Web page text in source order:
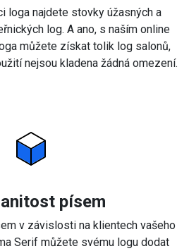
loga najdete stovky úžasných a
log. A ano, s naším online
můžete získat tolik log salonů,
nejsou kladena žádná omezení.
písem
v závislosti na klientech vašeho
Serif můžete svému logu dodat